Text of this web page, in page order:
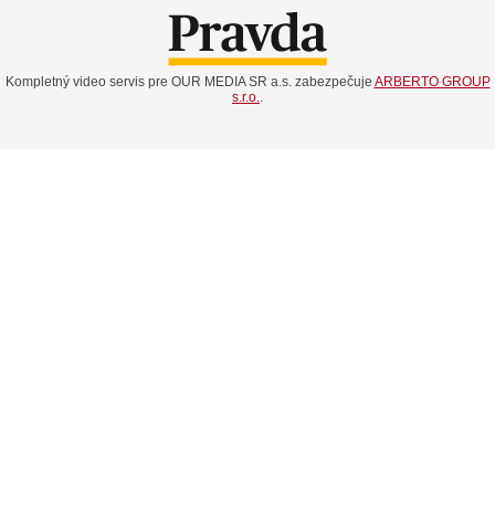
Kompletný video servis pre OUR MEDIA SR a.s. zabezpečuje ARBERTO GROUP
s.r.o..